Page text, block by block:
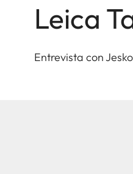
Leica
Entrevista con